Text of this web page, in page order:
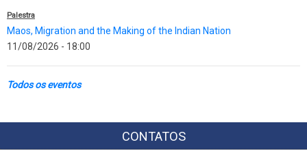
Palestra
Maos, Migration and the Making of the Indian Nation
11/08/2026 - 18:00
Todos os eventos
CONTATOS